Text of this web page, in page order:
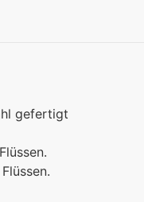
gefertigt